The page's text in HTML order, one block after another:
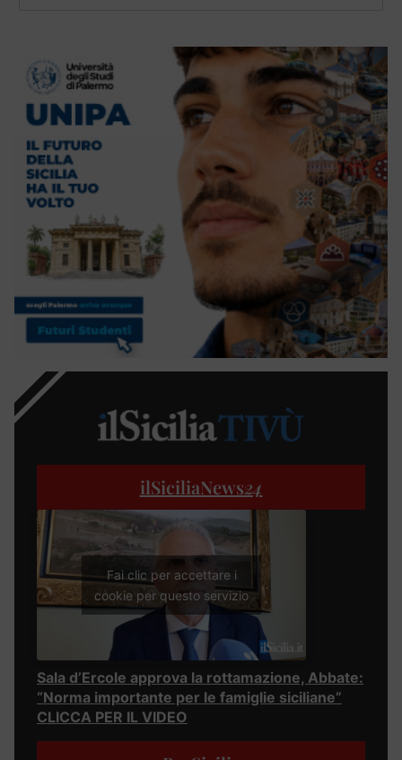
ilSiciliaNews24
Fai clic per accettare i
cookie per questo servizio
Sala d’Ercole approva la rottamazione, Abbate:
“Norma importante per le famiglie siciliane”
CLICCA PER IL VIDEO